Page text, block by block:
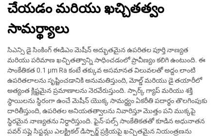
చేయడం మరియు ఖచ్చితత్వం
సామర్థ్యాలు
సిఎన్సి డై సింకింగ్ ఈడిఎం మెషీన్ అద్భుతమైన ఉపరితల పూర్తి నాణ్యత
మరియు పరిమాణ ఖచ్చితత్వాన్ని సాధించడంలో ప్రావీణ్యం కలిగి ఉంటుంది. ఈ
సాంకేతికత 0.1 μm Ra కంటే తక్కువ అసమానత విలువలతో అద్దం లాంటి
ఉపరితలాలను సృష్టించడానికి అనుమతిస్తుంది, మోల్డ్ మరియు డై తయారీలో
అత్యంత క్లిష్టమైన ప్రమాణాలను నెరవేరుస్తుంది. స్పార్క్ గ్యాప్ మరియు శక్తి
స్థాయిలను స్థిరంగా ఉంచే మెషీన్ యొక్క సామర్థ్యం ఏకరీతి పదార్థం తొలగింపుకు
దారితీస్తుంది, ఉపరితల అనియతత్వాలను నివారిస్తూ మొత్తం పని ముక్కపై
స్థిరమైన నాణ్యతను నిర్ధారిస్తుంది. ఫైన్-పల్స్ సాంకేతికతతో కూడిన అధునాతన
పవర్ సప్లై సిస్టమ్లు ఎలక్ట్రికల్ డిస్చార్జ్ ప్రక్రియపై ఖచ్చితమైన నియంత్రణను